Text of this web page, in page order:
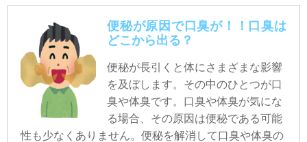
便秘が原因で口臭が！！口臭は
どこから出る？
便秘が長引くと体にさまざまな影響
を及ぼします。その中のひとつが口
臭や体臭です。口臭や体臭が気にな
る場合、その原因は便秘である可能
性も少なくありません。便秘を解消して口臭や体臭の